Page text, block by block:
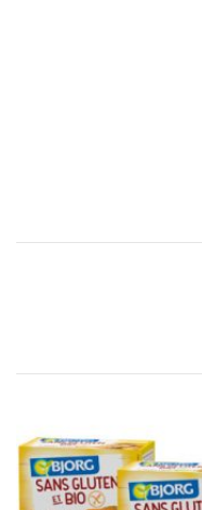
o